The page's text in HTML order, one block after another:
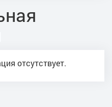
отсутствует.